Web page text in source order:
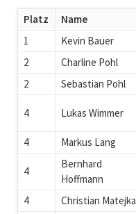
Platz Name
1
Kevin Bauer
2
Charline Pohl
2
Sebastian Pohl
4 Lukas Wimmer
4 Markus Lang
4
Bernhard
Hoffmann
4 Christian Matejka